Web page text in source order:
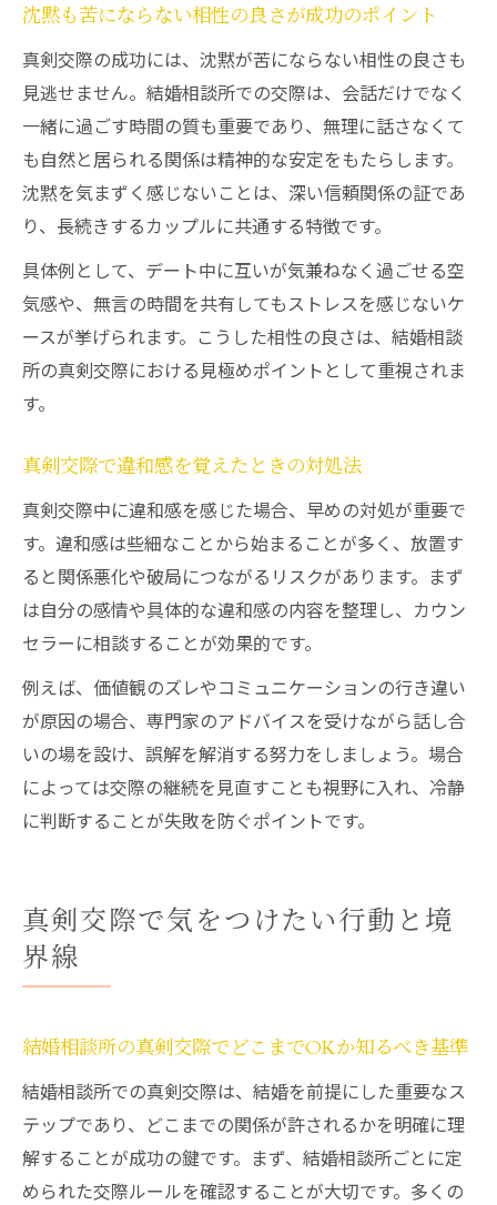
沈黙も苦にならない相性の良さが成功のポイント
真剣交際の成功には、沈黙が苦にならない相性の良さも
見逃せません。結婚相談所での交際は、会話だけでなく
一緒に過ごす時間の質も重要であり、無理に話さなくて
も自然と居られる関係は精神的な安定をもたらします。
沈黙を気まずく感じないことは、深い信頼関係の証であ
り、長続きするカップルに共通する特徴です。
具体例として、デート中に互いが気兼ねなく過ごせる空
気感や、無言の時間を共有してもストレスを感じないケ
ースが挙げられます。こうした相性の良さは、結婚相談
所の真剣交際における見極めポイントとして重視されま
す。
真剣交際で違和感を覚えたときの対処法
真剣交際中に違和感を感じた場合、早めの対処が重要で
す。違和感は些細なことから始まることが多く、放置す
ると関係悪化や破局につながるリスクがあります。まず
は自分の感情や具体的な違和感の内容を整理し、カウン
セラーに相談することが効果的です。
例えば、価値観のズレやコミュニケーションの行き違い
が原因の場合、専門家のアドバイスを受けながら話し合
いの場を設け、誤解を解消する努力をしましょう。場合
によっては交際の継続を見直すことも視野に入れ、冷静
に判断することが失敗を防ぐポイントです。
真剣交際で気をつけたい行動と境
界線
結婚相談所の真剣交際でどこまでOKか知るべき基準
結婚相談所での真剣交際は、結婚を前提にした重要なス
テップであり、どこまでの関係が許されるかを明確に理
解することが成功の鍵です。まず、結婚相談所ごとに定
められた交際ルールを確認することが大切です。多くの